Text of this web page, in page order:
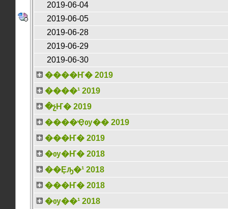
2019-06-04
2019-06-05
2019-06-28
2019-06-29
2019-06-30
����Ҥ� 2019
����¹ 2019
�չҤ� 2019
����Ҿѹ�� 2019
���Ҥ� 2019
�ѹ�Ҥ� 2018
��Ȩԡ�¹ 2018
���Ҥ� 2018
�ѹ��¹ 2018